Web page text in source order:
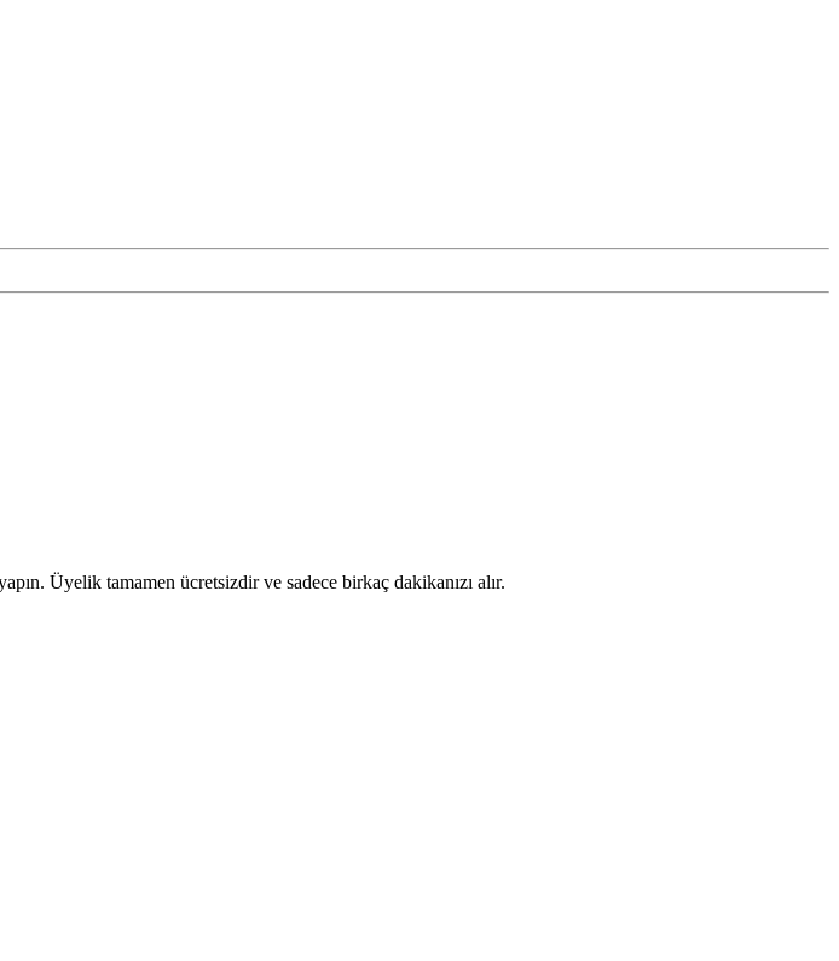
Üyelik tamamen ücretsizdir ve sadece birkaç dakikanızı alır.